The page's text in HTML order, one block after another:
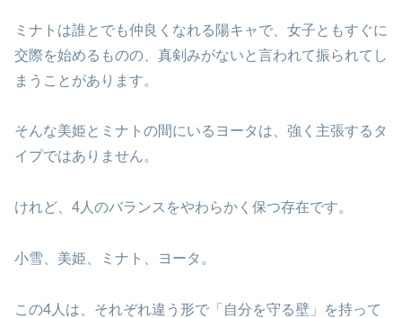
ミナトは誰とでも仲良くなれる陽キャで、女子ともすぐに
交際を始めるものの、真剣みがないと言われて振られてし
まうことがあります。
そんな美姫とミナトの間にいるヨータは、強く主張するタ
イプではありません。
けれど、4人のバランスをやわらかく保つ存在です。
小雪、美姫、ミナト、ヨータ。
この4人は、それぞれ違う形で「自分を守る壁」を持って